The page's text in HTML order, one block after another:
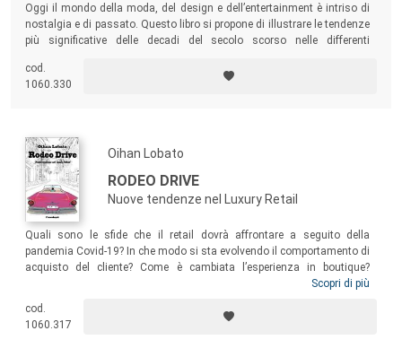
Oggi il mondo della moda, del design e dell’entertainment è intriso di
nostalgia e di passato. Questo libro si propone di illustrare le tendenze
più significative delle decadi del secolo scorso nelle differenti
coinvolti (donatori, acquirenti, giovani professionisti della moda) per
poter valutare e trattare con competenza i prodotti vintage.
cod.
1060.330
Oihan Lobato
RODEO DRIVE
Nuove tendenze nel Luxury Retail
Quali sono le sfide che il retail dovrà affrontare a seguito della
pandemia Covid-19? In che modo si sta evolvendo il comportamento di
acquisto del cliente? Come è cambiata l’esperienza in boutique?
L’autore affronta la nuova esperienza nel punto vendita, l’omnicanalità
sue varie sfaccettature, le nuove strategie di CRM e di clienteling volte
alla fidelizzazione del cliente digital, la gestione della performance e i
Scopri di più
cod.
1060.317